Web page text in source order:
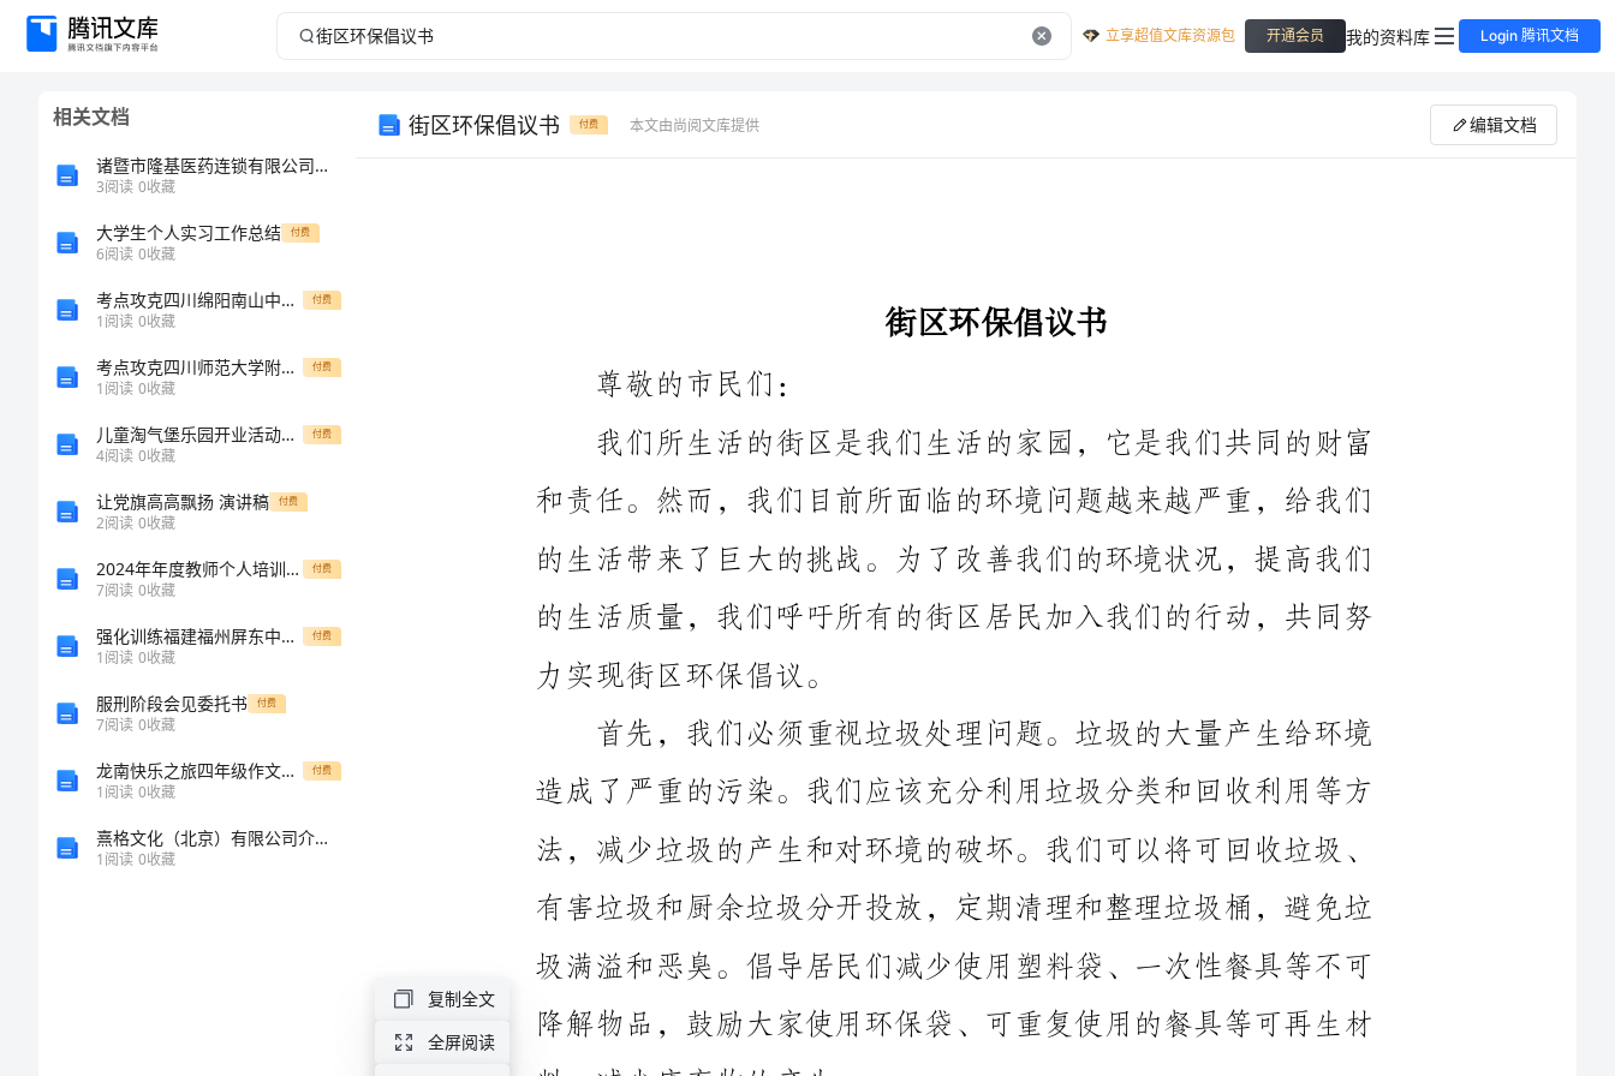
街
立享超值文库资源包 开通会员 我的资料库 Login 腾讯文档
相关文档
诸暨市隆基医药连锁有限公司同春堂药店介绍企业发展分析报告
3阅读 0收藏
大学生个人实习工作总结 付费
6阅读 0收藏
考点攻克四川绵阳南山中学双语学校数学七年级上册第四单元几何图形初步章节测评试题（含解析） 付费
1阅读 0收藏
考点攻克四川师范大学附属第一实验中学数学人教版七年级下册数据的收集、整理与描述专题攻克试题（含解析） 付费
1阅读 0收藏
儿童淘气堡乐园开业活动策划方案 付费
4阅读 0收藏
让党旗高高飘扬 演讲稿 付费
2阅读 0收藏
2024年年度教师个人培训计划 付费
7阅读 0收藏
强化训练福建福州屏东中学数学七年级上册有理数专项攻克练习题（含答案详解） 付费
1阅读 0收藏
服刑阶段会见委托书 付费
7阅读 0收藏
龙南快乐之旅四年级作文850字 付费
1阅读 0收藏
熹格文化（北京）有限公司介绍企业发展分析报告
1阅读 0收藏
街区环保倡议书 付费 本文由尚阅文库提供 编辑文档
致了资源浪费，也会引发环境问题。我们应该提倡居民们养成良
好的用电和用水习惯，避免浪费。选择高效节能的电器设备和节
的生活带来了巨大的挑战。为了改善我们的环境状况，提高我们
的生活质量，我们呼吁所有的街区居民加入我们的行动，共同努
力实现街区环保倡议。
造成了严重的污染。我们应该充分利用垃圾分类和回收利用等方
有害垃圾和厨余垃圾分开投放，定期清理和整理垃圾桶，避免垃
圾满溢和恶臭。倡导居民们减少使用塑料袋、一次性餐具等不可
料，减少废弃物的产生。
其次，我们应该关注能源的节约和利用。能源的消耗不仅导
复制全文
全屏阅读